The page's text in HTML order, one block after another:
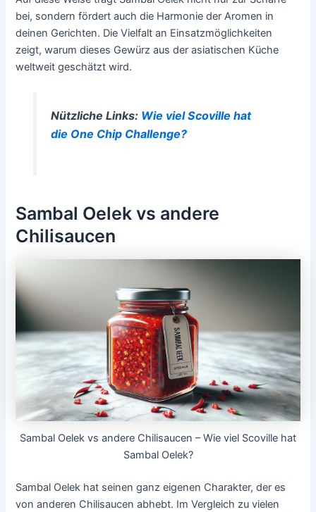
bei, sondern fördert auch die Harmonie der Aromen in
deinen Gerichten. Die Vielfalt an Einsatzmöglichkeiten
zeigt, warum dieses Gewürz aus der asiatischen Küche
weltweit geschätzt wird.
Nützliche Links: Wie viel Scoville hat
die One Chip Challenge?
Sambal Oelek vs andere
Chilisaucen
Sambal Oelek vs andere Chilisaucen – Wie viel Scoville hat
Sambal Oelek?
Sambal Oelek hat seinen ganz eigenen Charakter, der es
von anderen Chilisaucen abhebt. Im Vergleich zu vielen